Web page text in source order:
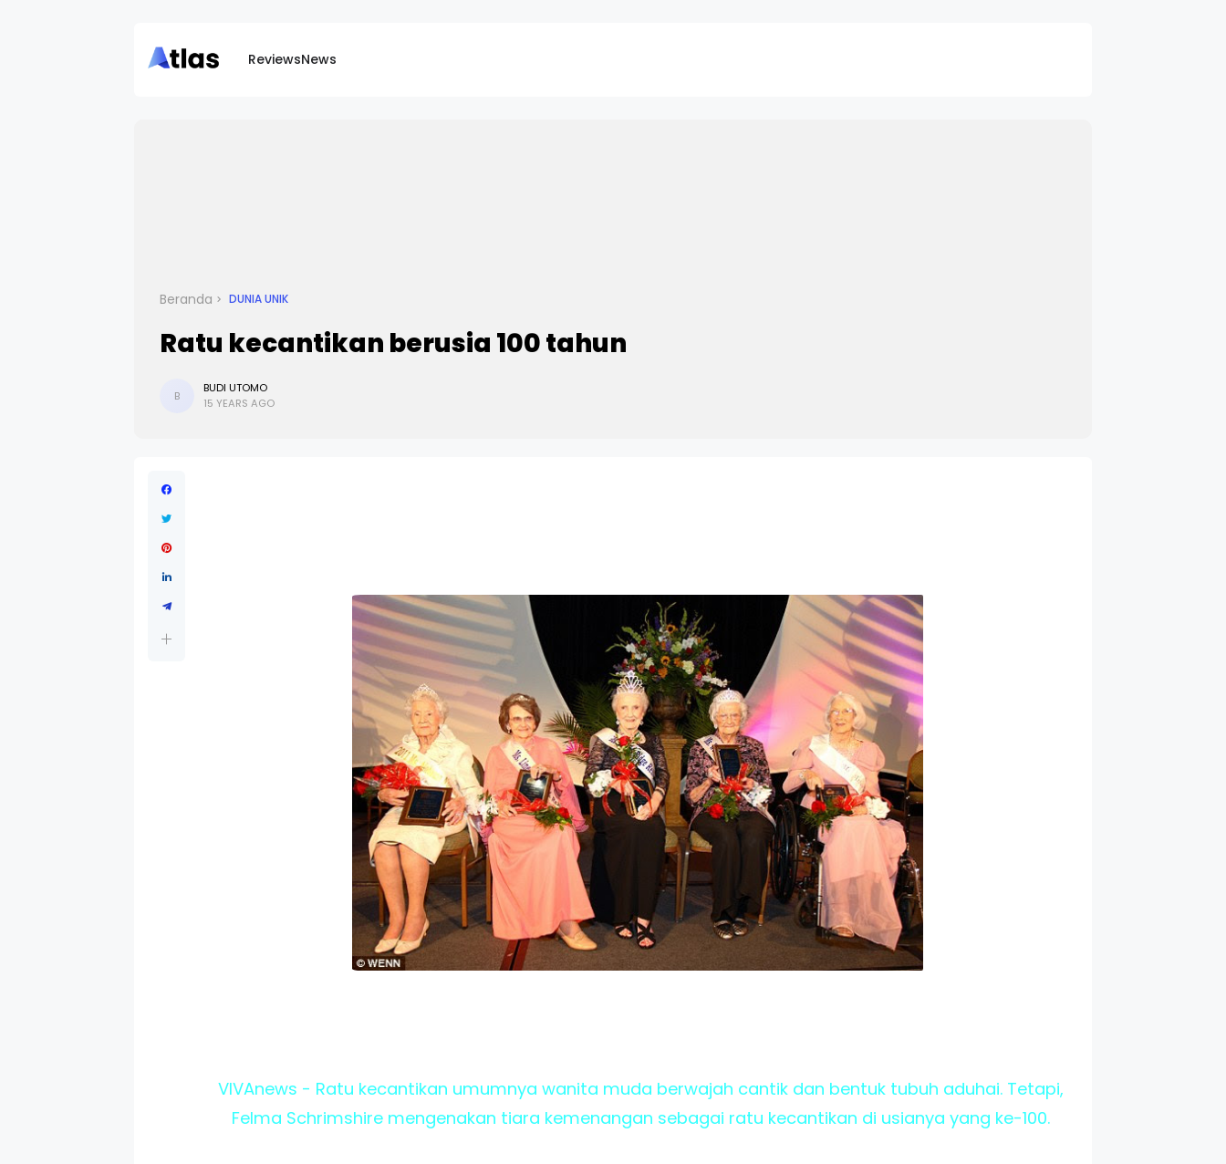
ReviewsNews
Beranda DUNIA UNIK
Ratu kecantikan berusia 100 tahun
B
BUDI UTOMO
15 YEARS AGO
VIVAnews - Ratu kecantikan umumnya wanita muda berwajah cantik dan bentuk tubuh aduhai. Tetapi,
Felma Schrimshire mengenakan tiara kemenangan sebagai ratu kecantikan di usianya yang ke-100.